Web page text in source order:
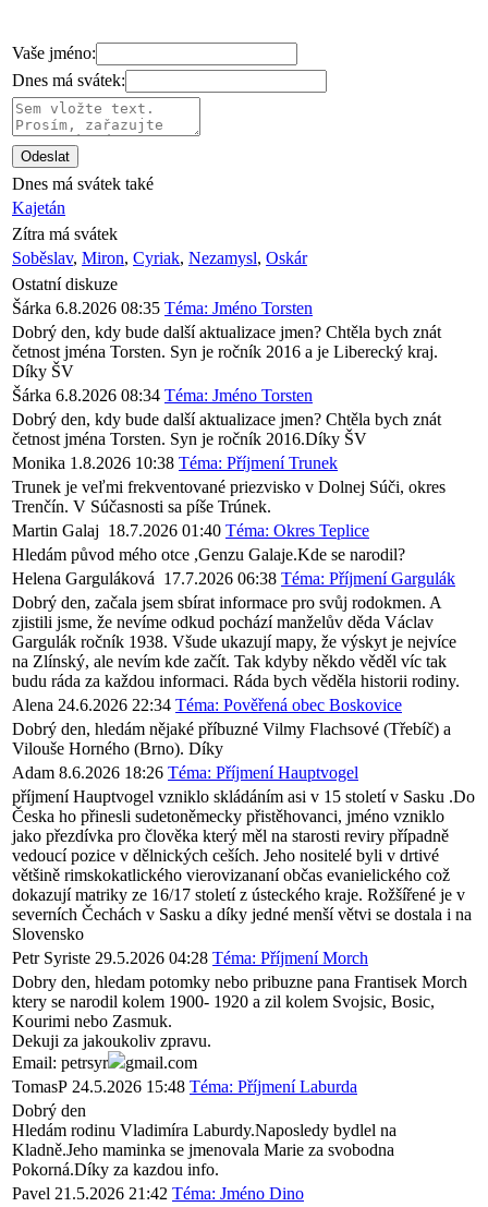
Vaše jméno:
Dnes má svátek:
Dnes má svátek také
Kajetán
Zítra má svátek
Soběslav, Miron, Cyriak, Nezamysl, Oskár
Ostatní diskuze
Šárka 6.8.2026 08:35 Téma: Jméno Torsten
Dobrý den, kdy bude další aktualizace jmen? Chtěla bych znát
četnost jména Torsten. Syn je ročník 2016 a je Liberecký kraj.
Díky ŠV
Šárka 6.8.2026 08:34 Téma: Jméno Torsten
Dobrý den, kdy bude další aktualizace jmen? Chtěla bych znát
četnost jména Torsten. Syn je ročník 2016.Díky ŠV
Monika 1.8.2026 10:38 Téma: Příjmení Trunek
Trunek je veľmi frekventované priezvisko v Dolnej Súči, okres
Trenčín. V Súčasnosti sa píše Trúnek.
Martin Galaj 18.7.2026 01:40 Téma: Okres Teplice
Hledám původ mého otce ,Genzu Galaje.Kde se narodil?
Helena Garguláková 17.7.2026 06:38 Téma: Příjmení Gargulák
Dobrý den, začala jsem sbírat informace pro svůj rodokmen. A
zjistili jsme, že nevíme odkud pochází manželův děda Václav
Gargulák ročník 1938. Všude ukazují mapy, že výskyt je nejvíce
na Zlínský, ale nevím kde začít. Tak kdyby někdo věděl víc tak
budu ráda za každou informaci. Ráda bych věděla historii rodiny.
Alena 24.6.2026 22:34 Téma: Pověřená obec Boskovice
Dobrý den, hledám nějaké příbuzné Vilmy Flachsové (Třebíč) a
Vilouše Horného (Brno). Díky
Adam 8.6.2026 18:26 Téma: Příjmení Hauptvogel
příjmení Hauptvogel vzniklo skládáním asi v 15 století v Sasku .Do
Česka ho přinesli sudetoněmecky přistěhovanci, jméno vzniklo
jako přezdívka pro člověka který měl na starosti reviry případně
vedoucí pozice v dělnických ceších. Jeho nositelé byli v drtivé
většině rimskokatlického vierovizananí občas evanielického což
dokazují matriky ze 16/17 století z ústeckého kraje. Rožšířené je v
severních Čechách v Sasku a díky jedné menší větvi se dostala i na
Slovensko
Petr Syriste 29.5.2026 04:28 Téma: Příjmení Morch
Dobry den, hledam potomky nebo pribuzne pana Frantisek Morch
ktery se narodil kolem 1900- 1920 a zil kolem Svojsic, Bosic,
Kourimi nebo Zasmuk.
Dekuji za jakoukoliv zpravu.
Email: petrsyr
gmail.com
TomasP 24.5.2026 15:48 Téma: Příjmení Laburda
Dobrý den
Hledám rodinu Vladimíra Laburdy.Naposledy bydlel na
Kladně.Jeho maminka se jmenovala Marie za svobodna
Pokorná.Díky za kazdou info.
Pavel 21.5.2026 21:42 Téma: Jméno Dino